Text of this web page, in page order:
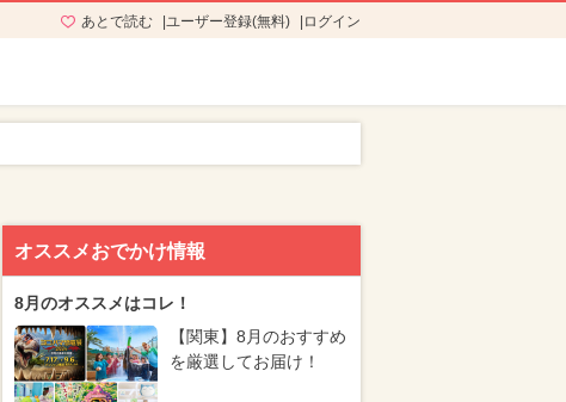
あとで読む ユーザー登録(無料) ログイン
オススメおでかけ情報
8月のオススメはコレ！
【関東】8月のおすすめ
を厳選してお届け！